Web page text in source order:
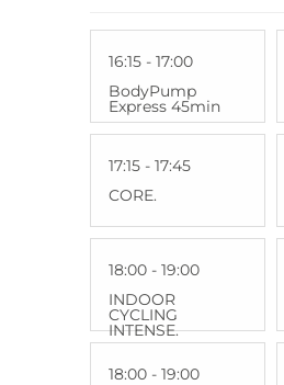
16:15 - 17:00
BodyPump
Express 45min
17:15 - 17:45
CORE.
18:00 - 19:00
INDOOR
CYCLING
INTENSE.
18:00 - 19:00